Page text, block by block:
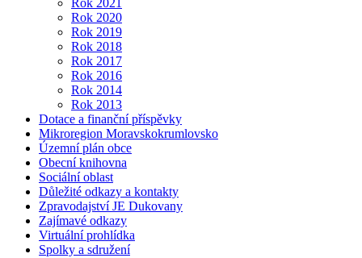
Rok 2021
Rok 2020
Rok 2019
Rok 2018
Rok 2017
Rok 2016
Rok 2014
Rok 2013
Dotace a finanční příspěvky
Mikroregion Moravskokrumlovsko
Územní plán obce
Obecní knihovna
Sociální oblast
Důležité odkazy a kontakty
Zpravodajství JE Dukovany
Zajímavé odkazy
Virtuální prohlídka
Spolky a sdružení